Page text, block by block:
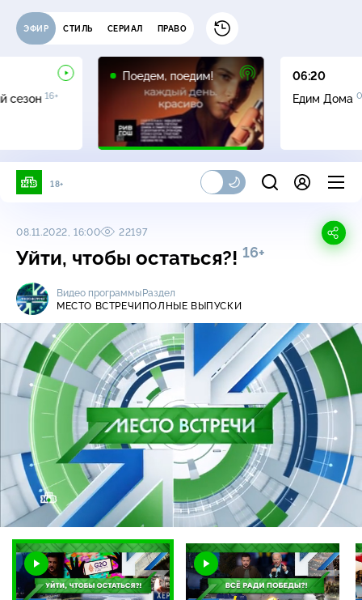
ЭФИР СТИЛЬ СЕРИАЛ ПРАВО
сезон 16+
Поедем, поедим!
16+
06:20
Едим Дома
18+
08.11.2022, 16:00 22197
Уйти, чтобы остаться?! 16+
Видео программы
МЕСТО ВСТРЕЧИ
Раздел
ПОЛНЫЕ ВЫПУСКИ
/
Загрузка:
0.99%